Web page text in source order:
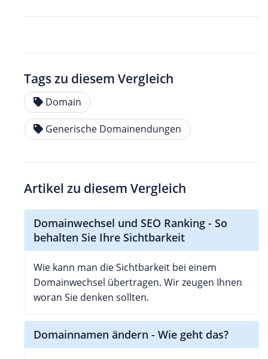
Tags zu diesem Vergleich
Domain
Generische Domainendungen
Artikel zu diesem Vergleich
Domainwechsel und SEO Ranking - So
behalten Sie Ihre Sichtbarkeit
Wie kann man die Sichtbarkeit bei einem
Domainwechsel übertragen. Wir zeugen Ihnen
woran Sie denken sollten.
Domainnamen ändern - Wie geht das?